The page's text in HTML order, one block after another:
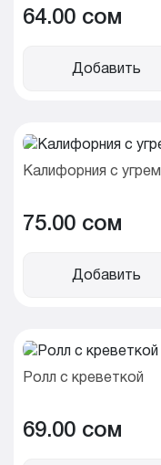
64.00 cом
Добавить
Калифорния с угрем
75.00 cом
Добавить
Ролл с креветкой
69.00 cом